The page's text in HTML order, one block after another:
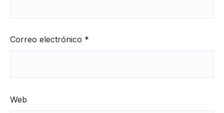
Correo electrónico *
Web